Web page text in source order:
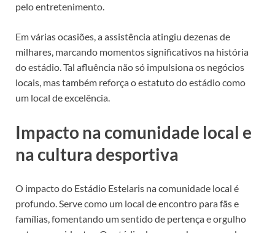
pelo entretenimento.
Em várias ocasiões, a assistência atingiu dezenas de
milhares, marcando momentos significativos na história
do estádio. Tal afluência não só impulsiona os negócios
locais, mas também reforça o estatuto do estádio como
um local de excelência.
Impacto na comunidade local e
na cultura desportiva
O impacto do Estádio Estelaris na comunidade local é
profundo. Serve como um local de encontro para fãs e
famílias, fomentando um sentido de pertença e orgulho